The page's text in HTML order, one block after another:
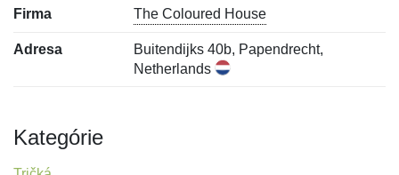
Firma The Coloured House
Adresa
Buitendijks 40b, Papendrecht,
Netherlands
Kategórie